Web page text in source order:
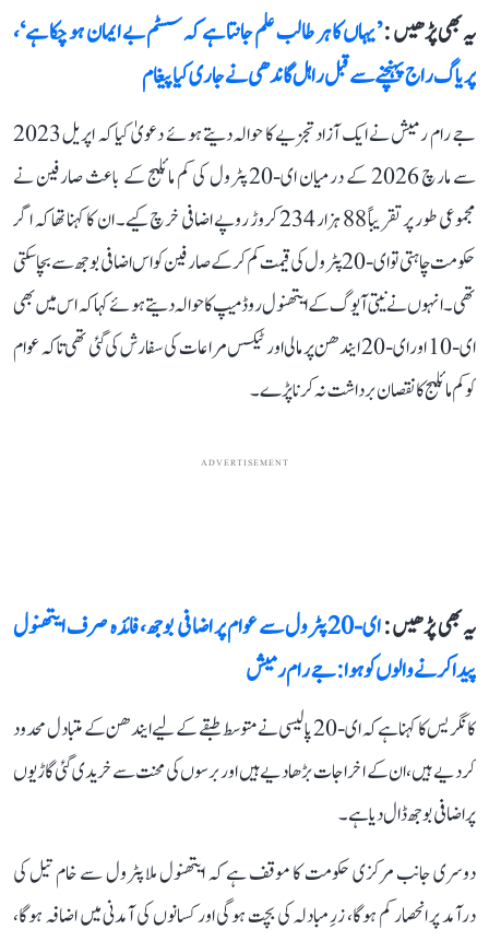
یہ بھی پڑھیں :’یہاں کا ہر طالب علم جانتا ہے کہ سسٹم بے ایمان ہو چکا ہے‘،
پریاگ راج پہنچنے سے قبل راہل گاندھی نے جاری کیا پیغام
جے رام رمیش نے ایک آزاد تجزیے کا حوالہ دیتے ہوئے دعویٰ کیا کہ اپریل 2023
سے مارچ 2026 کے درمیان ای-20 پٹرول کی کم مائلیج کے باعث صارفین نے
مجموعی طور پر تقریباً 88 ہزار 234 کروڑ روپے اضافی خرچ کیے۔ ان کا کہنا تھا کہ اگر
حکومت چاہتی تو ای-20 پٹرول کی قیمت کم کرکے صارفین کو اس اضافی بوجھ سے بچا سکتی
تھی۔ انہوں نے نیتی آیوگ کے ایتھنول روڈ میپ کا حوالہ دیتے ہوئے کہا کہ اس میں بھی
ای-10 اور ای-20 ایندھن پر مالی اور ٹیکس مراعات کی سفارش کی گئی تھی تاکہ عوام
کو کم مائلیج کا نقصان برداشت نہ کرنا پڑے۔
ADVERTISEMENT
یہ بھی پڑھیں :
ای-20 پٹرول سے عوام پر اضافی بوجھ، فائدہ صرف ایتھنول
پیدا کرنے والوں کو ہوا: جے رام رمیش
کانگریس کا کہنا ہے کہ ای-20 پالیسی نے متوسط طبقے کے لیے ایندھن کے متبادل محدود
کر دیے ہیں، ان کے اخراجات بڑھا دیے ہیں اور برسوں کی محنت سے خریدی گئی گاڑیوں
پر اضافی بوجھ ڈال دیا ہے۔
دوسری جانب مرکزی حکومت کا موقف ہے کہ ایتھنول ملا پٹرول سے خام تیل کی
درآمد پر انحصار کم ہوگا، زرِ مبادلہ کی بچت ہوگی اور کسانوں کی آمدنی میں اضافہ ہوگا،